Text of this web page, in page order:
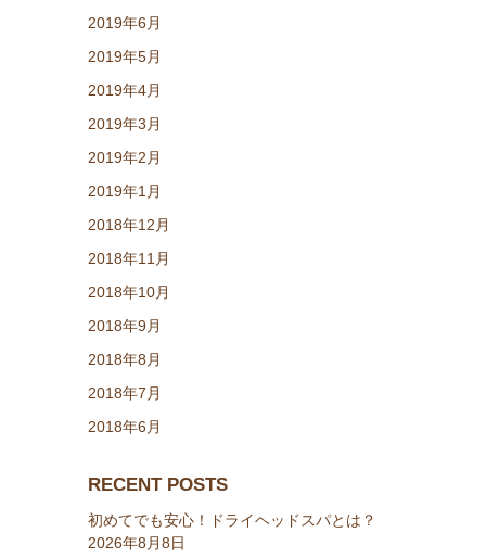
2019年6月
2019年5月
2019年4月
2019年3月
2019年2月
2019年1月
2018年12月
2018年11月
2018年10月
2018年9月
2018年8月
2018年7月
2018年6月
RECENT POSTS
初めてでも安心！ドライヘッドスパとは？
2026年8月8日